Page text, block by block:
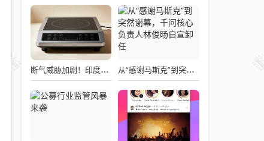
断气威胁加剧！印度民众疯抢电磁炉 制造商将从中国空运部件 从“感谢马斯克”到突然谢幕，千问核心负责人林俊旸自宣卸任